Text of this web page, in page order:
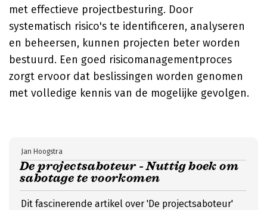
met effectieve projectbesturing. Door
systematisch risico's te identificeren, analyseren
en beheersen, kunnen projecten beter worden
bestuurd. Een goed risicomanagementproces
zorgt ervoor dat beslissingen worden genomen
met volledige kennis van de mogelijke gevolgen.
De projectsaboteur - Nuttig boek om
sabotage te voorkomen
Jan Hoogstra
Dit fascinerende artikel over 'De projectsaboteur'